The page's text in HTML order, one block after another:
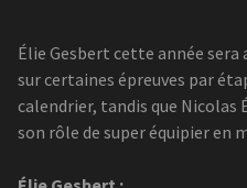
Élie Gesbert cette année
sur certaines épreuves par
calendrier, tandis que
son rôle de super équipier en